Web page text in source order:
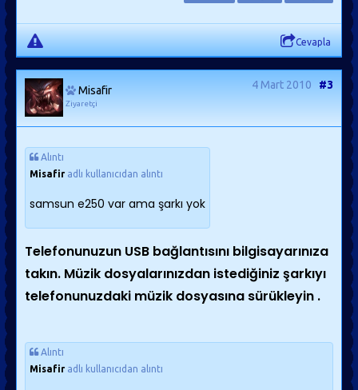
Cevapla
Misafir
Ziyaretçi
4 Mart 2010 #3
Alıntı
Misafir adlı kullanıcıdan alıntı
samsun e250 var ama şarkı yok
Telefonunuzun USB bağlantısını bilgisayarınıza
takın. Müzik dosyalarınızdan istediğiniz şarkıyı
telefonunuzdaki müzik dosyasına sürükleyin .
Alıntı
Misafir adlı kullanıcıdan alıntı